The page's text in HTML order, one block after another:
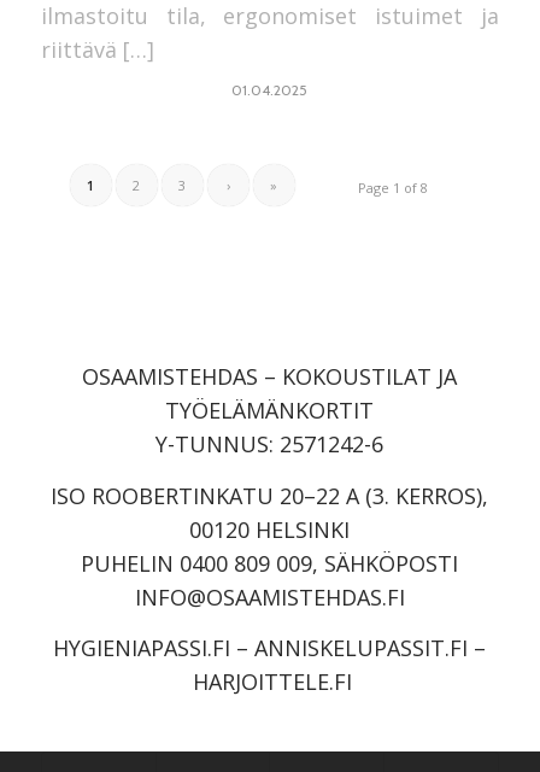
ilmastoitu tila, ergonomiset istuimet ja
riittävä […]
01.04.2025
Page 1 of 8
1 2 3 › »
OSAAMISTEHDAS – KOKOUSTILAT JA
TYÖELÄMÄNKORTIT
Y-TUNNUS: 2571242-6
ISO ROOBERTINKATU 20–22 A (3. KERROS),
00120 HELSINKI
PUHELIN 0400 809 009, SÄHKÖPOSTI
INFO@OSAAMISTEHDAS.FI
HYGIENIAPASSI.FI –ANNISKELUPASSIT.FI –
HARJOITTELE.FI